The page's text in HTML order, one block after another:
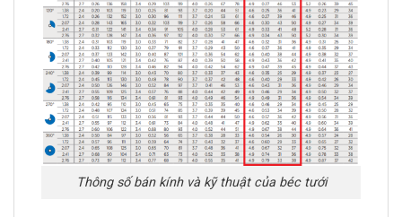
Thông số bán kính và kỹ thuật của béc tưới